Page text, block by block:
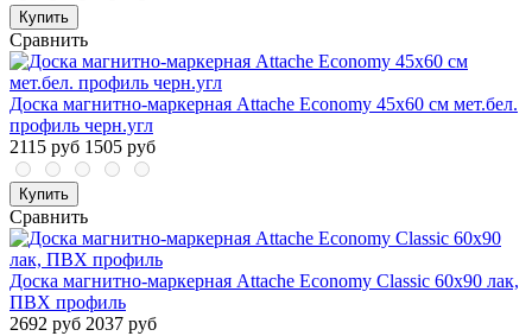
Купить
Сравнить
Доска магнитно-маркерная Attache Economy 45х60 см мет.бел.
профиль черн.угл
2115 руб 1505 руб
Купить
Сравнить
Доска магнитно-маркерная Attache Economy Classic 60х90 лак,
ПВХ профиль
2692 руб 2037 руб